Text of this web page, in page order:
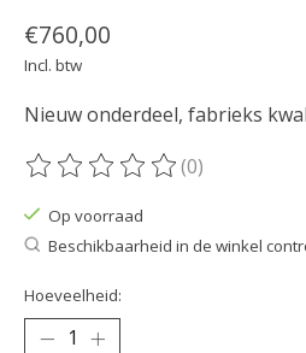
€760,00
Incl. btw
Nieuw onderdeel, fabrieks
De beoordeling van dit product
(0)
Op voorraad
Beschikbaarheid in de winkel
Hoeveelheid: